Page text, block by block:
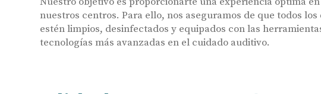
nuestros centros. Para ello, nos aseguramos de que todos los
estén limpios, desinfectados y equipados con las
tecnologías más avanzadas en el cuidado auditivo.